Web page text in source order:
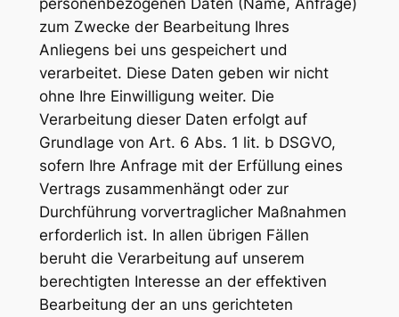
zum Zwecke der Bearbeitung Ihres
Anliegens bei uns gespeichert und
verarbeitet. Diese Daten geben wir nicht
ohne Ihre Einwilligung weiter. Die
Verarbeitung dieser Daten erfolgt auf
Grundlage von Art. 6 Abs. 1 lit. b DSGVO,
sofern Ihre Anfrage mit der Erfüllung eines
Vertrags zusammenhängt oder zur
Durchführung vorvertraglicher Maßnahmen
erforderlich ist. In allen übrigen Fällen
beruht die Verarbeitung auf unserem
berechtigten Interesse an der effektiven
Bearbeitung der an uns gerichteten